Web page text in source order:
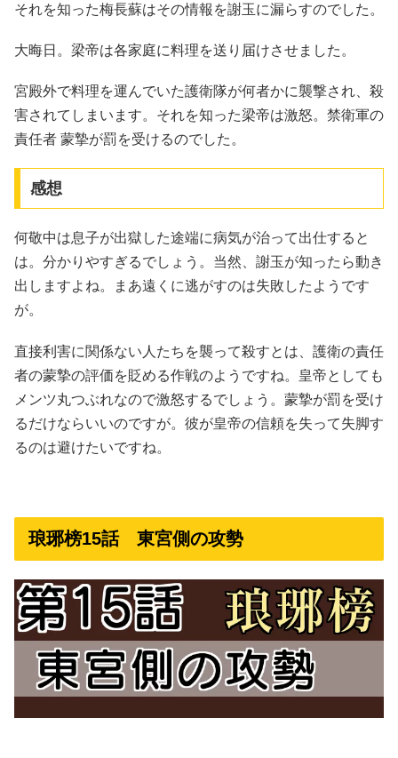
それを知った梅長蘇はその情報を謝玉に漏らすのでした。
大晦日。梁帝は各家庭に料理を送り届けさせました。
宮殿外で料理を運んでいた護衛隊が何者かに襲撃され、殺
害されてしまいます。それを知った梁帝は激怒。禁衛軍の
責任者 蒙摯が罰を受けるのでした。
感想
何敬中は息子が出獄した途端に病気が治って出仕すると
は。分かりやすぎるでしょう。当然、謝玉が知ったら動き
出しますよね。まあ遠くに逃がすのは失敗したようです
が。
直接利害に関係ない人たちを襲って殺すとは、護衛の責任
者の蒙摯の評価を貶める作戦のようですね。皇帝としても
メンツ丸つぶれなので激怒するでしょう。蒙摯が罰を受け
るだけならいいのですが。彼が皇帝の信頼を失って失脚す
るのは避けたいですね。
琅琊榜15話 東宮側の攻勢